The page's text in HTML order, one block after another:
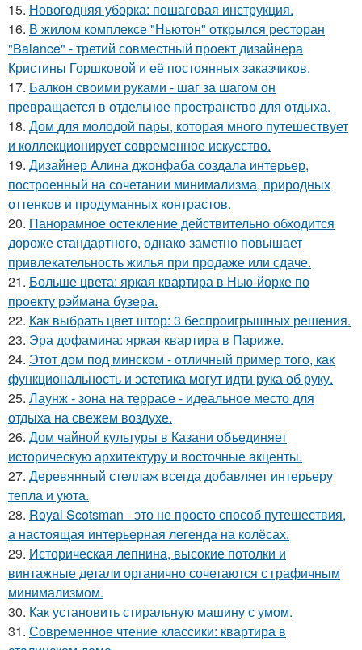
15. Новогодняя уборка: пошаговая инструкция.
16. В жилом комплексе "Ньютон" открылся ресторан
"Balance" - третий совместный проект дизайнера
Кристины Горшковой и её постоянных заказчиков.
17. Балкон своими руками - шаг за шагом он
превращается в отдельное пространство для отдыха.
18. Дом для молодой пары, которая много путешествует
и коллекционирует современное искусство.
19. Дизайнер Алина джонфаба создала интерьер,
построенный на сочетании минимализма, природных
оттенков и продуманных контрастов.
20. Панорамное остекление действительно обходится
дороже стандартного, однако заметно повышает
привлекательность жилья при продаже или сдаче.
21. Больше цвета: яркая квартира в Нью-йорке по
проекту рэймана бузера.
22. Как выбрать цвет штор: 3 беспроигрышных решения.
23. Эра дофамина: яркая квартира в Париже.
24. Этот дом под минском - отличный пример того, как
функциональность и эстетика могут идти рука об руку.
25. Лаунж - зона на террасе - идеальное место для
отдыха на свежем воздухе.
26. Дом чайной культуры в Казани объединяет
историческую архитектуру и восточные акценты.
27. Деревянный стеллаж всегда добавляет интерьеру
тепла и уюта.
28. Royal Scotsman - это не просто способ путешествия,
а настоящая интерьерная легенда на колёсах.
29. Историческая лепнина, высокие потолки и
винтажные детали органично сочетаются с графичным
минимализмом.
30. Как установить стиральную машину с умом.
31. Современное чтение классики: квартира в